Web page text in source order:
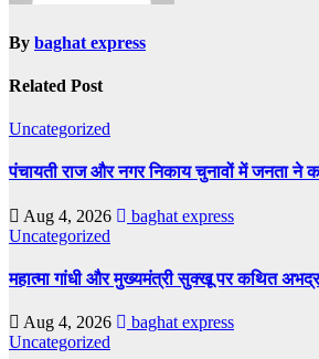
By baghat express
Related Post
Uncategorized
पंचायती राज और नगर निकाय चुनावों में जनता ने
Aug 4, 2026
baghat express
Uncategorized
महात्मा गांधी और मुख्यमंत्री सुक्खू पर कथित
Aug 4, 2026
baghat express
Uncategorized